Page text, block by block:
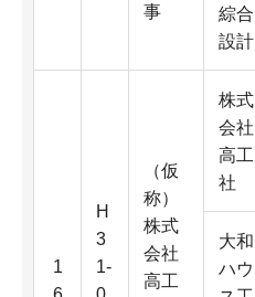
事
綜合
設計
1
H
3
1-
（仮
称）
株式
会社
高工
株式
会社
高工
社
大和
ハウ